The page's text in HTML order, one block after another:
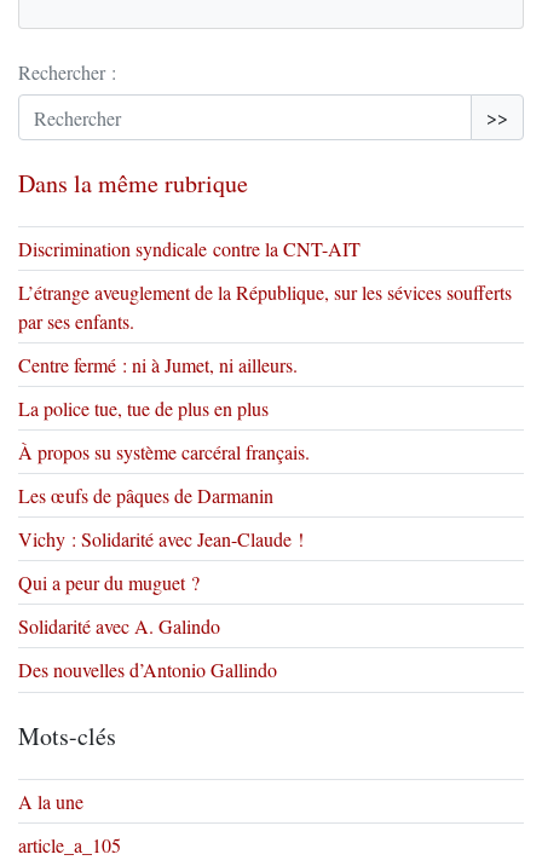
Rechercher :
>>
Dans la même rubrique
Discrimination syndicale contre la CNT-AIT
L’étrange aveuglement de la République, sur les sévices soufferts
par ses enfants.
Centre fermé : ni à Jumet, ni ailleurs.
La police tue, tue de plus en plus
À propos su système carcéral français.
Les œufs de pâques de Darmanin
Vichy : Solidarité avec Jean-Claude !
Qui a peur du muguet ?
Solidarité avec A. Galindo
Des nouvelles d’Antonio Gallindo
Mots-clés
A la une
article_a_105